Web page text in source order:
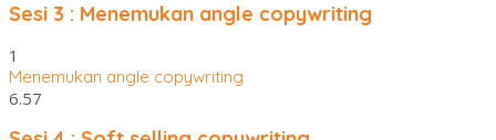
Sesi 3 : Menemukan angle copywriting
1
Menemukan angle copywriting
6.57